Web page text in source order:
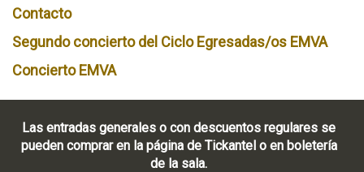
Contacto
Segundo concierto del Ciclo Egresadas/os EMVA
Concierto EMVA
Las entradas generales o con descuentos regulares se
pueden comprar en la página de Tickantel o en boletería
de la sala.